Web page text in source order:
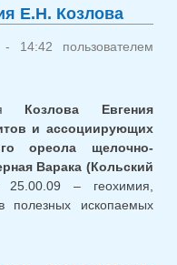
Е.Н. Козлова
14:42 пользователем
Козлова Евгения
и ассоциирующих
ореола щелочно-
Варака (Кольский
25.00.09 – геохимия,
полезных ископаемых